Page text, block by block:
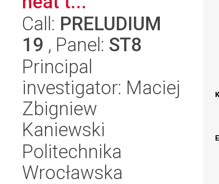
Call: PRELUDIUM
19 , Panel: ST8
Principal
investigator: Maciej
Zbigniew
Kaniewski
Politechnika
Wrocławska